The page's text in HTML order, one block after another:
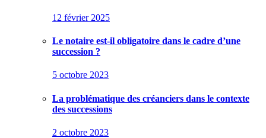
12 février 2025
Le notaire est-il obligatoire dans le cadre d’une
succession ?
5 octobre 2023
La problématique des créanciers dans le contexte
des successions
2 octobre 2023